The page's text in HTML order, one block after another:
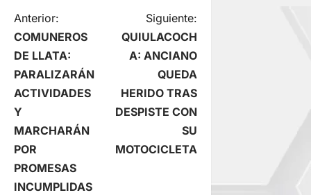
N
a
v
e
g
a
Anterior:
COMUNEROS
DE LLATA:
PARALIZARÁN
ACTIVIDADES
Y
MARCHARÁN
POR
PROMESAS
INCUMPLIDAS
Siguiente:
QUIULACOCH
A: ANCIANO
QUEDA
HERIDO TRAS
DESPISTE CON
SU
MOTOCICLETA